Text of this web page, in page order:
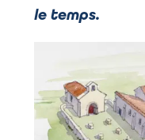
le temps.